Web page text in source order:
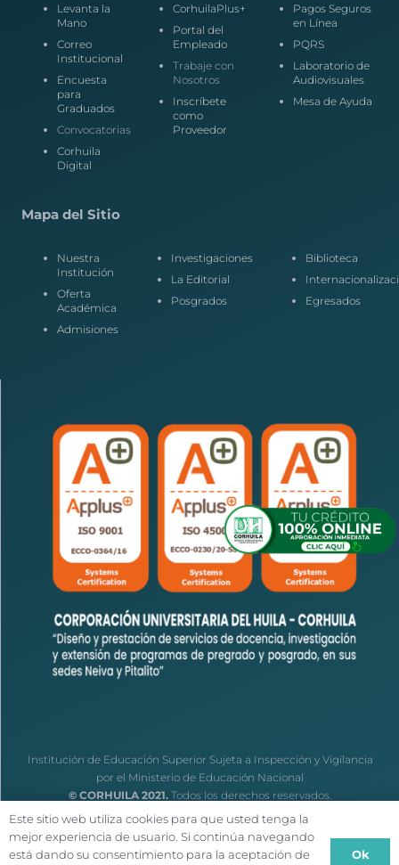
Levanta la
Mano
Correo
Institucional
Encuesta
para
Graduados
Convocatorias
Corhuila
Digital
CorhuilaPlus+
Portal del
Empleado
Trabaje con
Nosotros
Inscríbete
como
Proveedor
Pagos Seguros
en Línea
PQRS
Laboratorio de
Audiovisuales
Mesa de Ayuda
Mapa del Sitio
Nuestra
Institución
Oferta
Académica
Admisiones
Investigaciones
La Editorial
Posgrados
Biblioteca
Egresados
Institución de Educación Superior Sujeta a Inspección y Vigilancia
por el Ministerio de Educación Nacional
© CORHUILA 2021. Todos los derechos reservados.
Este sitio web utiliza cookies para que usted tenga la
mejor experiencia de usuario. Si continúa navegando
está dando su consentimiento para la aceptación de
Ok